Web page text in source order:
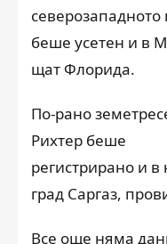
беше усетен и в
щат Флорида.
По-рано
Рихтер беше
регистрирано и
град Саргаз,
Все още няма